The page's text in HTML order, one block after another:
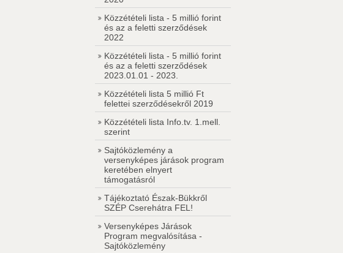
Közzétételi lista - 5 millió forint
és az a feletti szerződések
2022
Közzétételi lista - 5 millió forint
és az a feletti szerződések
2023.01.01 - 2023.
Közzétételi lista 5 millió Ft
felettei szerződésekről 2019
Közzétételi lista Info.tv. 1.mell.
szerint
Sajtóközlemény a
versenyképes járások program
keretében elnyert
támogatásról
Tájékoztató Észak-Bükkről
SZÉP Cserehátra FEL!
Versenyképes Járások
Program megvalósítása -
Sajtóközlemény